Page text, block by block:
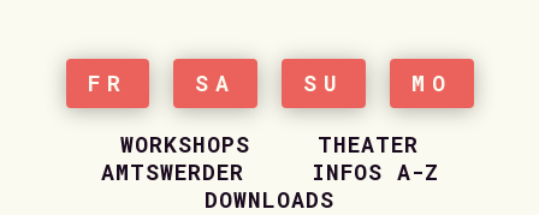
FR SA SU MO
WORKSHOPS
THEATER
AMTSWERDER
INFOS A-Z
DOWNLOADS